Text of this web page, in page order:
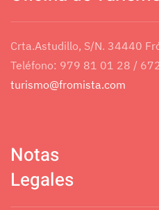
Crta.Astudillo, S/N. 34440
Teléfono: 979 81 01 28 /
turismo@fromista.com
Notas
Legales